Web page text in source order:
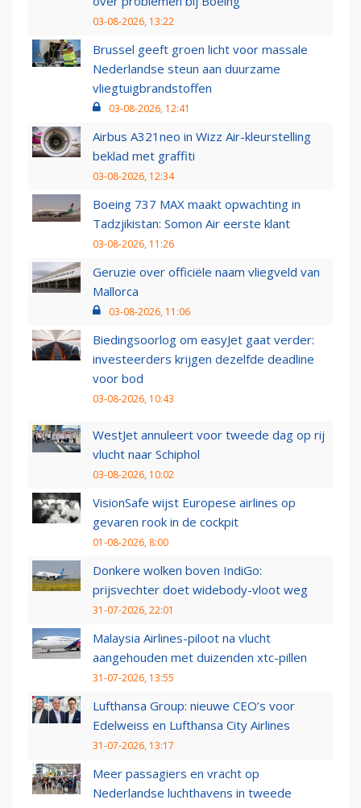
03-08-2026, 13:22
Brussel geeft groen licht voor massale
Nederlandse steun aan duurzame
vliegtuigbrandstoffen
03-08-2026, 12:41
Airbus A321neo in Wizz Air-kleurstelling
beklad met graffiti
03-08-2026, 12:34
Boeing 737 MAX maakt opwachting in
Tadzjikistan: Somon Air eerste klant
03-08-2026, 11:26
Geruzie over officiële naam vliegveld van
Mallorca
03-08-2026, 11:06
Biedingsoorlog om easyJet gaat verder:
investeerders krijgen dezelfde deadline
voor bod
03-08-2026, 10:43
WestJet annuleert voor tweede dag op rij
vlucht naar Schiphol
03-08-2026, 10:02
VisionSafe wijst Europese airlines op
gevaren rook in de cockpit
01-08-2026, 8:00
Donkere wolken boven IndiGo:
prijsvechter doet widebody-vloot weg
31-07-2026, 22:01
Malaysia Airlines-piloot na vlucht
aangehouden met duizenden xtc-pillen
31-07-2026, 13:55
Lufthansa Group: nieuwe CEO’s voor
Edelweiss en Lufthansa City Airlines
31-07-2026, 13:17
Meer passagiers en vracht op
Nederlandse luchthavens in tweede